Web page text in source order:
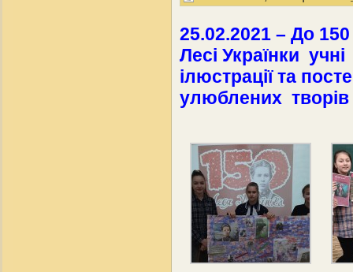
25.02.2021 – До
Лесі Українки
ілюстрації та
улюблених творів